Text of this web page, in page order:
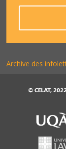
Archive des
© CELAT,